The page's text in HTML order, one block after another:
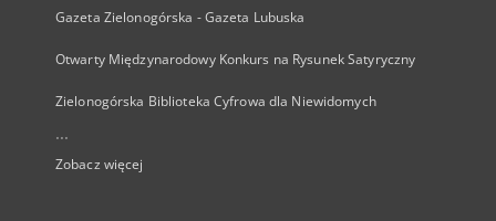
Gazeta Zielonogórska - Gazeta Lubuska
Otwarty Międzynarodowy Konkurs na Rysunek Satyryczny
Zielonogórska Biblioteka Cyfrowa dla Niewidomych
...
Zobacz więcej